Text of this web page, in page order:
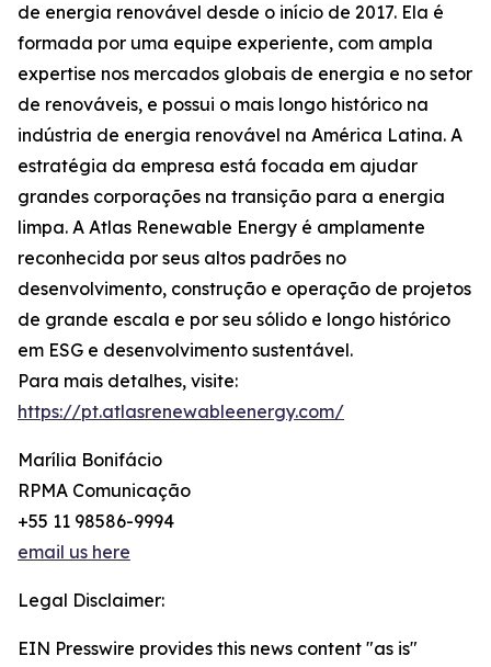
de energia renovável desde o início de 2017. Ela é
formada por uma equipe experiente, com ampla
expertise nos mercados globais de energia e no setor
de renováveis, e possui o mais longo histórico na
indústria de energia renovável na América Latina. A
estratégia da empresa está focada em ajudar
grandes corporações na transição para a energia
limpa. A Atlas Renewable Energy é amplamente
reconhecida por seus altos padrões no
desenvolvimento, construção e operação de projetos
de grande escala e por seu sólido e longo histórico
em ESG e desenvolvimento sustentável.
Para mais detalhes, visite:
https://pt.atlasrenewableenergy.com/
Marília Bonifácio
RPMA Comunicação
+55 11 98586-9994
email us here
Legal Disclaimer:
EIN Presswire provides this news content "as is"